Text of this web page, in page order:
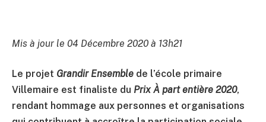
Mis à jour le 04 Décembre 2020 à 13h21
Le projet Grandir Ensemble de l’école primaire
Villemaire est finaliste du Prix À part entière 2020,
rendant hommage aux personnes et organisations